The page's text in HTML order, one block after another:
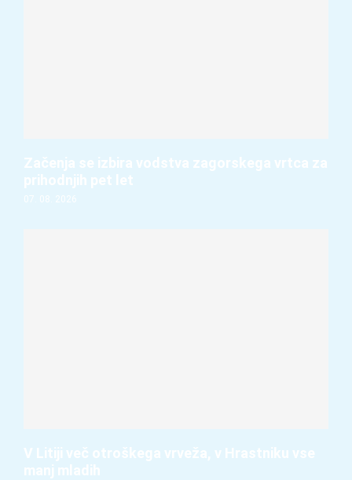
Začenja se izbira vodstva zagorskega vrtca za
prihodnjih pet let
07. 08. 2026
V Litiji več otroškega vrveža, v Hrastniku vse
manj mladih